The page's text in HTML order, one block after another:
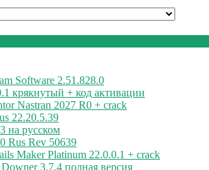
Software 2.51.828.0
крякнутый + код активации
Nastran 2027 R0 + crack
22.20.5.39
на русском
Rus Rev 50639
Maker Platinum 22.0.0.1 + crack
3.7.4 полная версия